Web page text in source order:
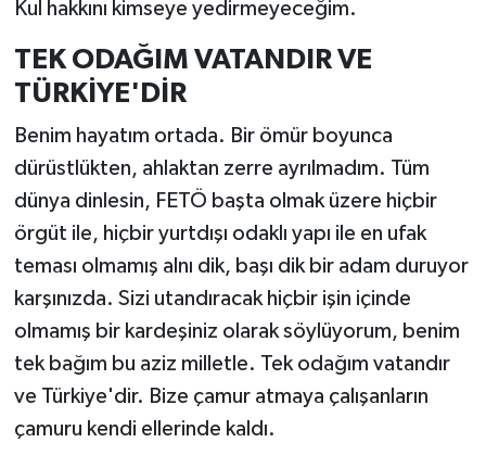
Kul hakkını kimseye yedirmeyeceğim.
TEK ODAĞIM VATANDIR VE
TÜRKİYE'DİR
Benim hayatım ortada. Bir ömür boyunca
dürüstlükten, ahlaktan zerre ayrılmadım. Tüm
dünya dinlesin, FETÖ başta olmak üzere hiçbir
örgüt ile, hiçbir yurtdışı odaklı yapı ile en ufak
teması olmamış alnı dik, başı dik bir adam duruyor
karşınızda. Sizi utandıracak hiçbir işin içinde
olmamış bir kardeşiniz olarak söylüyorum, benim
tek bağım bu aziz milletle. Tek odağım vatandır
ve Türkiye'dir. Bize çamur atmaya çalışanların
çamuru kendi ellerinde kaldı.